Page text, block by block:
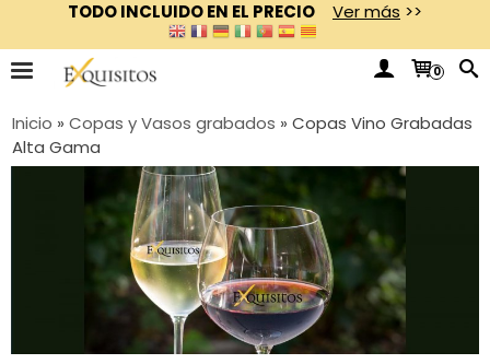
TODO INCLUIDO EN EL PRECIO Ver más >>
0
Inicio » Copas y Vasos grabados » Copas Vino Grabadas
Alta Gama